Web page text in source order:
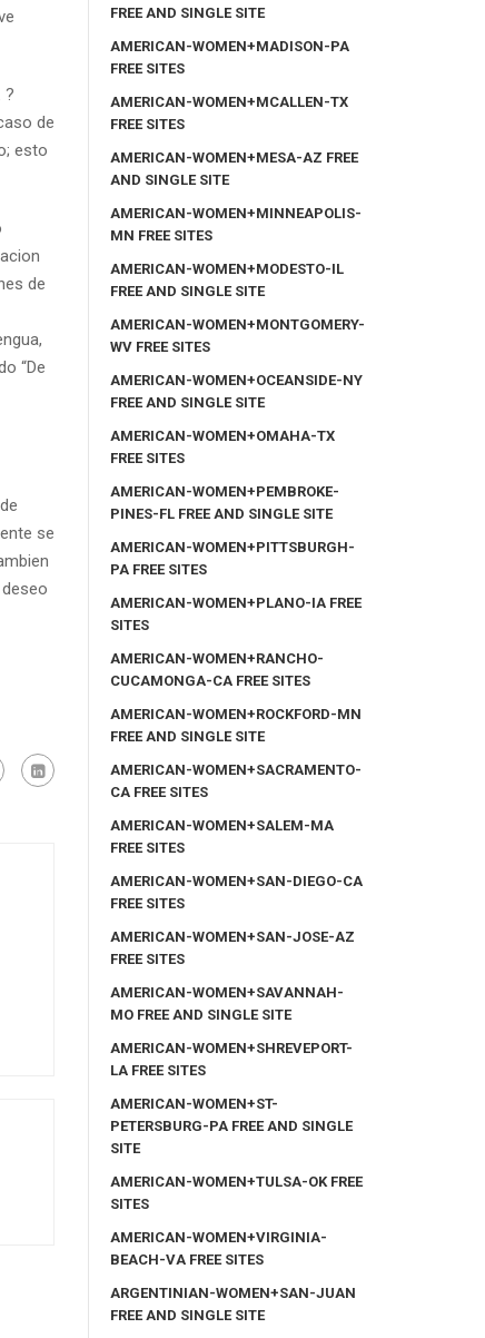
?
de
esto
de
“De
se
FREE AND SINGLE SITE
AMERICAN-WOMEN+MADISON-PA
FREE SITES
AMERICAN-WOMEN+MCALLEN-TX
FREE SITES
AMERICAN-WOMEN+MESA-AZ FREE
AND SINGLE SITE
AMERICAN-WOMEN+MINNEAPOLIS-
MN FREE SITES
AMERICAN-WOMEN+MODESTO-IL
FREE AND SINGLE SITE
AMERICAN-WOMEN+MONTGOMERY-
WV FREE SITES
AMERICAN-WOMEN+OCEANSIDE-NY
FREE AND SINGLE SITE
AMERICAN-WOMEN+OMAHA-TX
FREE SITES
AMERICAN-WOMEN+PEMBROKE-
PINES-FL FREE AND SINGLE SITE
AMERICAN-WOMEN+PITTSBURGH-
PA FREE SITES
AMERICAN-WOMEN+PLANO-IA FREE
SITES
AMERICAN-WOMEN+RANCHO-
CUCAMONGA-CA FREE SITES
AMERICAN-WOMEN+ROCKFORD-MN
FREE AND SINGLE SITE
AMERICAN-WOMEN+SACRAMENTO-
CA FREE SITES
AMERICAN-WOMEN+SALEM-MA
FREE SITES
AMERICAN-WOMEN+SAN-DIEGO-CA
FREE SITES
AMERICAN-WOMEN+SAN-JOSE-AZ
FREE SITES
AMERICAN-WOMEN+SAVANNAH-
MO FREE AND SINGLE SITE
AMERICAN-WOMEN+SHREVEPORT-
LA FREE SITES
AMERICAN-WOMEN+ST-
PETERSBURG-PA FREE AND SINGLE
SITE
AMERICAN-WOMEN+TULSA-OK FREE
SITES
AMERICAN-WOMEN+VIRGINIA-
BEACH-VA FREE SITES
ARGENTINIAN-WOMEN+SAN-JUAN
FREE AND SINGLE SITE